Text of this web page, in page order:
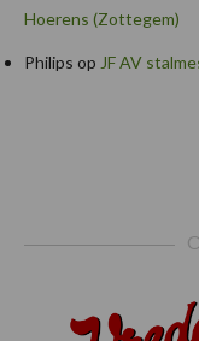
Hoerens (Zottegem)
Philips op JF AV